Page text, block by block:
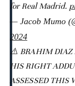
for Real Madrid.
— Jacob Mumo
2024
⚠️ BRAHIM DIAZ
HIS RIGHT
ASSESSED THIS